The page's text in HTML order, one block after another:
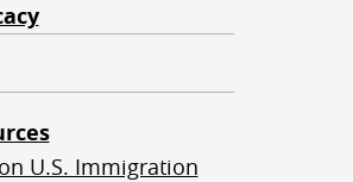
U.S. Immigration